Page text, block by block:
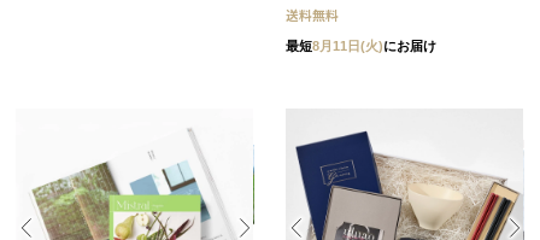
送料無料
最短8月11日(火)にお届け